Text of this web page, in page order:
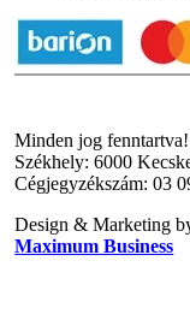
Minden jog
Székhely: 6000
Cégjegyzékszám: 03
Design & Marketing
Maximum Business